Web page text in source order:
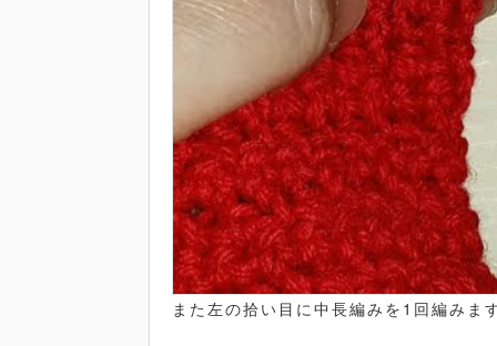
また左の拾い目に中長編みを1回編みま